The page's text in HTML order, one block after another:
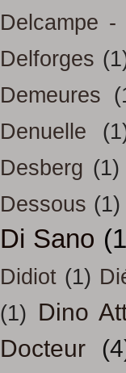
Delcampe -
Delforges
Demeures
Denuelle
Desberg (1)
Dessous (1)
Di Sano
Didiot (1)
(1) Dino
Docteur